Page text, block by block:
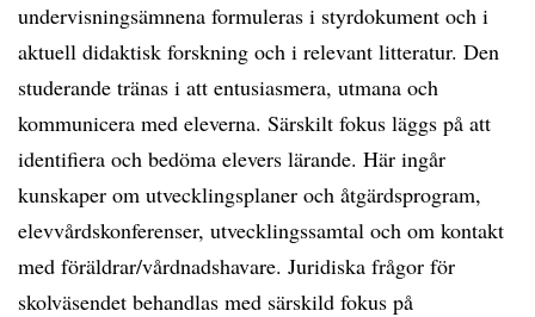
undervisningsämnena formuleras i styrdokument och i
aktuell didaktisk forskning och i relevant litteratur. Den
studerande tränas i att entusiasmera, utmana och
kommunicera med eleverna. Särskilt fokus läggs på att
identifiera och bedöma elevers lärande. Här ingår
kunskaper om utvecklingsplaner och åtgärdsprogram,
elevvårdskonferenser, utvecklingssamtal och om kontakt
med föräldrar/vårdnadshavare. Juridiska frågor för
skolväsendet behandlas med särskild fokus på